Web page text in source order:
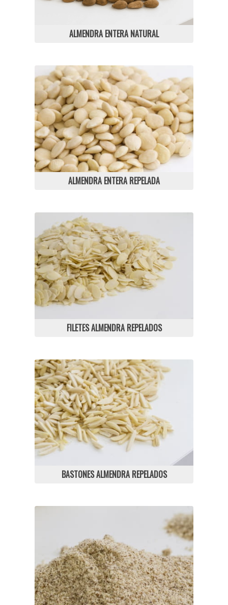
ALMENDRA ENTERA NATURAL
ALMENDRA ENTERA REPELADA
FILETES ALMENDRA REPELADOS
BASTONES ALMENDRA REPELADOS